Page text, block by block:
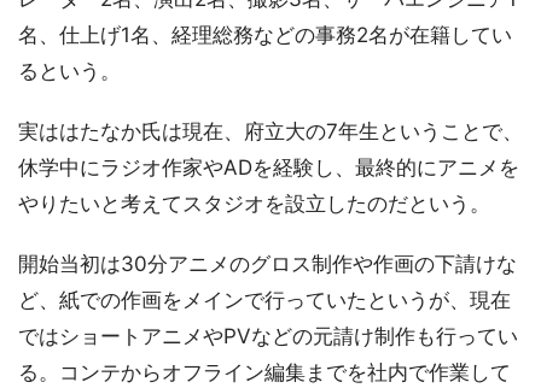
名、仕上げ1名、経理総務などの事務2名が在籍してい
るという。
実ははたなか氏は現在、府立大の7年生ということで、
休学中にラジオ作家やADを経験し、最終的にアニメを
やりたいと考えてスタジオを設立したのだという。
開始当初は30分アニメのグロス制作や作画の下請けな
ど、紙での作画をメインで行っていたというが、現在
ではショートアニメやPVなどの元請け制作も行ってい
る。コンテからオフライン編集までを社内で作業して